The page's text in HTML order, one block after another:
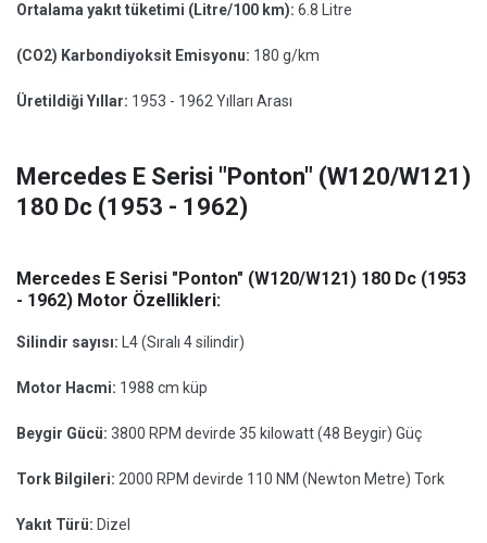
Ortalama yakıt tüketimi (Litre/100 km): 6.8 Litre
(CO2) Karbondiyoksit Emisyonu: 180 g/km
Üretildiği Yıllar: 1953 - 1962 Yılları Arası
Mercedes E Serisi "Ponton" (W120/W121)
180 Dc (1953 - 1962)
Mercedes E Serisi "Ponton" (W120/W121) 180 Dc (1953
- 1962) Motor Özellikleri:
Silindir sayısı: L4 (Sıralı 4 silindir)
Motor Hacmi: 1988 cm küp
Beygir Gücü: 3800 RPM devirde 35 kilowatt (48 Beygir) Güç
Tork Bilgileri: 2000 RPM devirde 110 NM (Newton Metre) Tork
Yakıt Türü: Dizel